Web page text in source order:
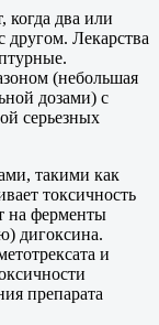
когда два или
другом. Лекарства
(небольшая
дозами) с
серьезных
такими как
токсичность
на ферменты
дигоксина.
и
препарата